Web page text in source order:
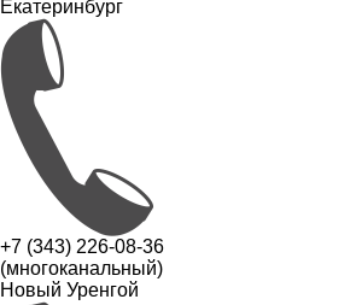
Екатеринбург
+7 (343) 226-08-36
(многоканальный)
Новый Уренгой